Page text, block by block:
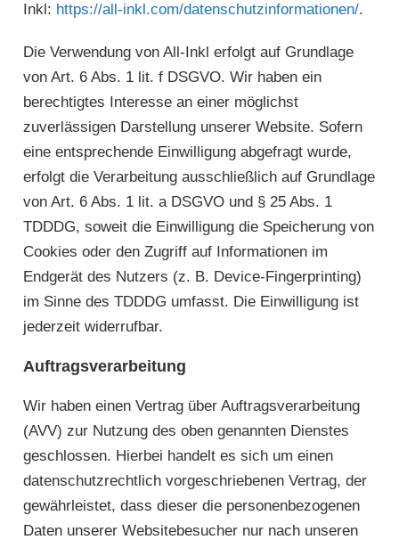
Inkl: https://all-inkl.com/datenschutzinformationen/.
Die Verwendung von All-Inkl erfolgt auf Grundlage
von Art. 6 Abs. 1 lit. f DSGVO. Wir haben ein
berechtigtes Interesse an einer möglichst
zuverlässigen Darstellung unserer Website. Sofern
eine entsprechende Einwilligung abgefragt wurde,
erfolgt die Verarbeitung ausschließlich auf Grundlage
von Art. 6 Abs. 1 lit. a DSGVO und § 25 Abs. 1
TDDDG, soweit die Einwilligung die Speicherung von
Cookies oder den Zugriff auf Informationen im
Endgerät des Nutzers (z. B. Device-Fingerprinting)
im Sinne des TDDDG umfasst. Die Einwilligung ist
jederzeit widerrufbar.
Auftragsverarbeitung
Wir haben einen Vertrag über Auftragsverarbeitung
(AVV) zur Nutzung des oben genannten Dienstes
geschlossen. Hierbei handelt es sich um einen
datenschutzrechtlich vorgeschriebenen Vertrag, der
gewährleistet, dass dieser die personenbezogenen
Daten unserer Websitebesucher nur nach unseren